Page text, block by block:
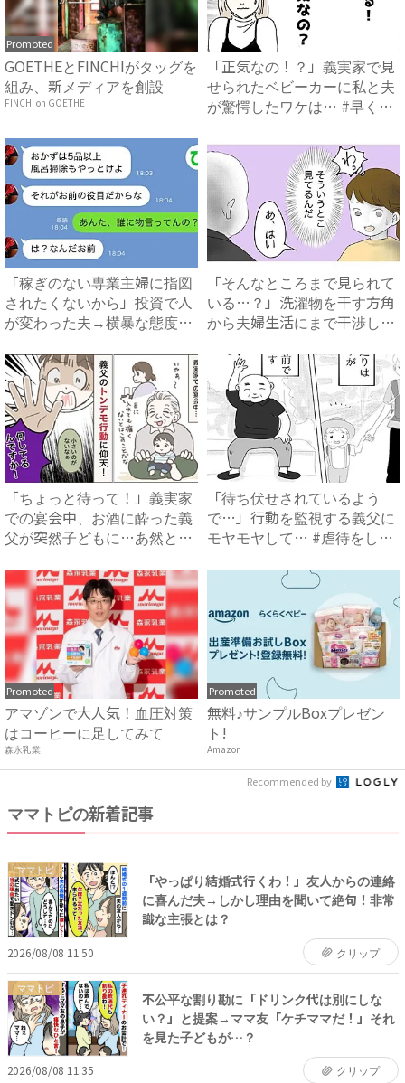
Promoted
GOETHEとFINCHIがタッグを
組み、新メディアを創設
FINCHI on GOETHE
「正気なの！？」義実家で見
せられたベビーカーに私と夫
が驚愕したワケは… #早く
「稼ぎのない専業主婦に指図
されたくないから」投資で人
が変わった夫→横暴な態度に
「そんなところまで見られて
いる…？」洗濯物を干す方角
から夫婦生活にまで干渉して
「ちょっと待って！」義実家
での宴会中、お酒に酔った義
父が突然子どもに…あ然とし
「待ち伏せされているよう
で…」行動を監視する義父に
モヤモヤして… #虐待をして
Promoted
アマゾンで大人気！血圧対策
はコーヒーに足してみて
森永乳業
Promoted
無料♪サンプルBoxプレゼン
ト!
Amazon
Recommended by
ママトピの新着記事
ママトピ
「やっぱり結婚式行くわ！」友人からの連絡
に喜んだ夫→しかし理由を聞いて絶句！非常
識な主張とは？
2026/08/08 11:50 クリップ
ママトピ
不公平な割り勘に「ドリンク代は別にしな
い？」と提案→ママ友「ケチママだ！」それ
を見た子どもが…？
2026/08/08 11:35 クリップ